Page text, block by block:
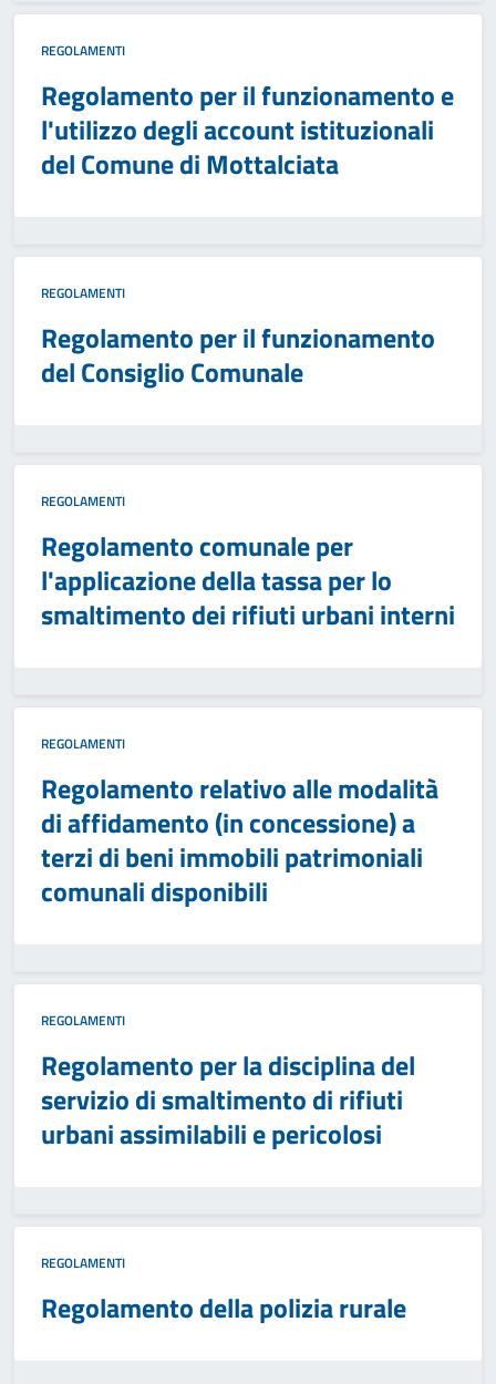
REGOLAMENTI
Regolamento per il funzionamento e
l'utilizzo degli account istituzionali
del Comune di Mottalciata
REGOLAMENTI
Regolamento per il funzionamento
del Consiglio Comunale
REGOLAMENTI
Regolamento comunale per
l'applicazione della tassa per lo
smaltimento dei rifiuti urbani interni
REGOLAMENTI
Regolamento relativo alle modalità
di affidamento (in concessione) a
terzi di beni immobili patrimoniali
comunali disponibili
REGOLAMENTI
Regolamento per la disciplina del
servizio di smaltimento di rifiuti
urbani assimilabili e pericolosi
REGOLAMENTI
Regolamento della polizia rurale